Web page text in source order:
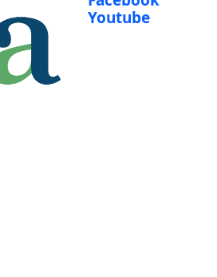
Youtube